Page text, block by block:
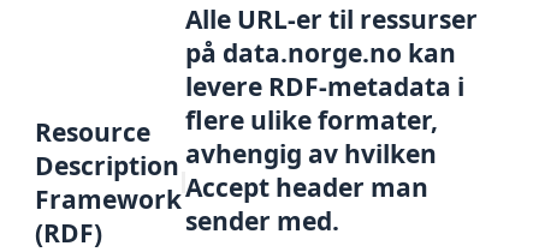
Resource
Description
Framework
(RDF)
Alle URL-er til ressurser
på data.norge.no kan
levere RDF-metadata i
flere ulike formater,
avhengig av hvilken
Accept header man
sender med.